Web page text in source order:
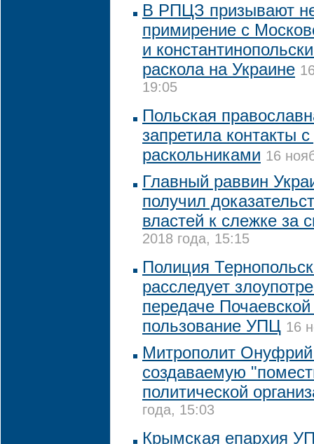
В РПЦЗ призывают
примирение с
и
раскола на Украине
19:05
Польская
запретила контакты
раскольниками 16
Главный раввин
получил
властей к слежке за
2018 года, 15:15
Полиция
расследует
передаче
пользование УПЦ 16
Митрополит
создаваемую
политической
года, 15:03
Крымская епархия